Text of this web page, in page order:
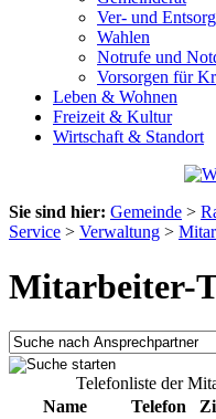
Ver- und
Wahlen
Notrufe und
Vorsorgen für
Leben & Wohnen
Freizeit & Kultur
Wirtschaft & Standort
Sie sind hier: Gemeinde >
Service > Verwaltung >
Mitarbeiter-
Telefonliste der
Name
Telefon